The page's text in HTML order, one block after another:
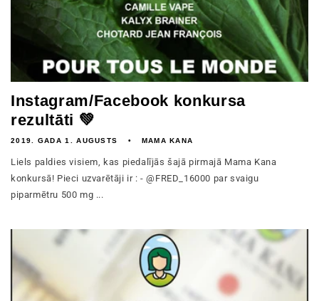
Instagram/Facebook konkursa
rezultāti 💚
2019. GADA 1. AUGUSTS MAMA KANA
Liels paldies visiem, kas piedalījās šajā pirmajā Mama Kana
konkursā! Pieci uzvarētāji ir : - @FRED_16000 par svaigu
piparmētru 500 mg ...